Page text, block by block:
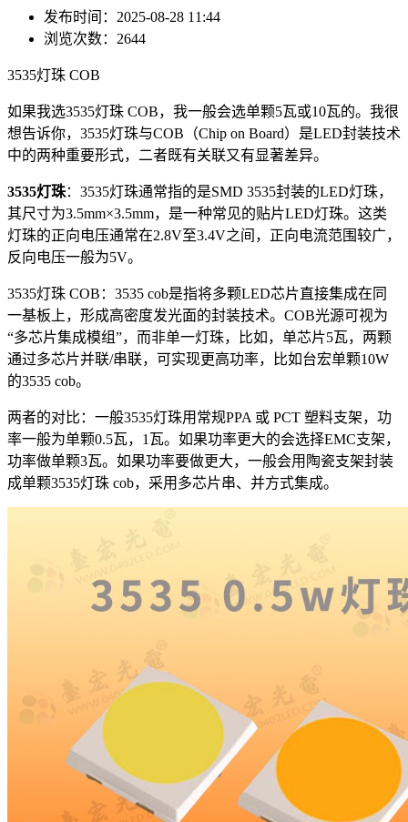
发布时间：2025-08-28 11:44
浏览次数：2644
3535灯珠 COB
如果我选3535灯珠 COB，我一般会选单颗5瓦或10瓦的。我很
想告诉你，3535灯珠与COB（Chip on Board）是LED封装技术
中的两种重要形式，二者既有关联又有显著差异。
3535灯珠：3535灯珠通常指的是SMD 3535封装的LED灯珠，
其尺寸为3.5mm×3.5mm，是一种常见的贴片LED灯珠。这类
灯珠的正向电压通常在2.8V至3.4V之间，正向电流范围较广，
反向电压一般为5V。
3535灯珠 COB：3535 cob是指将多颗LED芯片直接集成在同
一基板上，形成高密度发光面的封装技术。COB光源可视为
“多芯片集成模组”，而非单一灯珠，比如，单芯片5瓦，两颗
通过多芯片并联/串联，可实现更高功率，比如台宏单颗10W
的3535 cob。
两者的对比：一般3535灯珠用常规PPA 或 PCT 塑料支架，功
率一般为单颗0.5瓦，1瓦。如果功率更大的会选择EMC支架，
功率做单颗3瓦。如果功率要做更大，一般会用陶瓷支架封装
成单颗3535灯珠 cob，采用多芯片串、并方式集成。